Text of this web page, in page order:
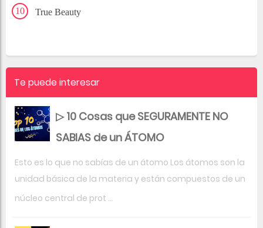
True Beauty
Te puede interesar
▷ 10 Cosas que SEGURAMENTE NO
SABIAS de un ÁTOMO
Esto es lo que no sabías de un átomo Los átomos son la
unidad básica de la materia y están compuestos de un
núcleo central de prot ...